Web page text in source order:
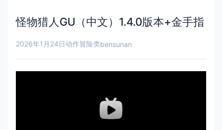
怪物猎人GU（中文）1.4.0版本+金手指
2026年1月24日动作冒险类bensunan